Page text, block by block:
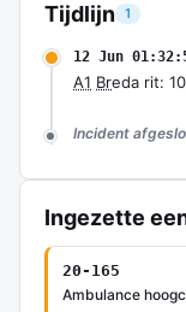
Tijdlijn 1
12 Jun
A1 Breda rit:
Incident
Ingezette
20-165
Ambulance